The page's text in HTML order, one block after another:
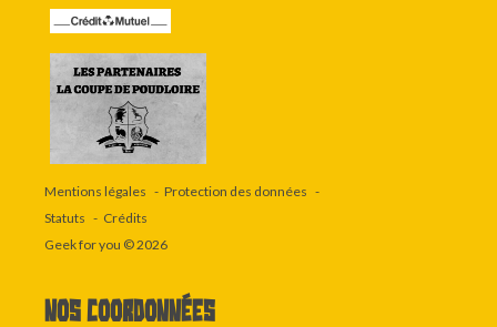
Mentions légales
Protection des données
Statuts
Crédits
Geek for you © 2026
Nos coordonnées